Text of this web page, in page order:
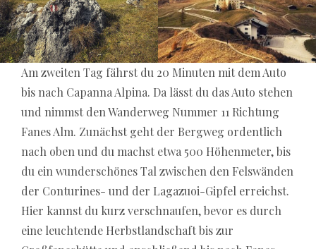
Am zweiten Tag fährst du 20 Minuten mit dem Auto
bis nach Capanna Alpina. Da lässt du das Auto stehen
und nimmst den Wanderweg Nummer 11 Richtung
Fanes Alm. Zunächst geht der Bergweg ordentlich
nach oben und du machst etwa 500 Höhenmeter, bis
du ein wunderschönes Tal zwischen den Felswänden
der Conturines- und der Lagazuoi-Gipfel erreichst.
Hier kannst du kurz verschnaufen, bevor es durch
eine leuchtende Herbstlandschaft bis zur